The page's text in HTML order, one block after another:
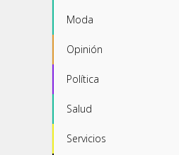
Moda
Opinión
Política
Salud
Servicios